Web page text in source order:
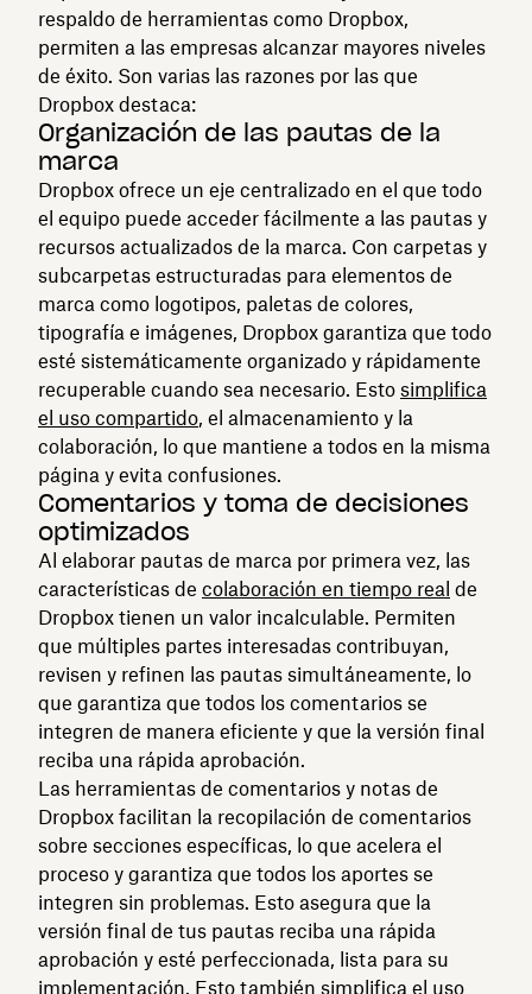
respaldo de herramientas como Dropbox,
permiten a las empresas alcanzar mayores niveles
de éxito. Son varias las razones por las que
Dropbox destaca:
Organización de las pautas de la
marca
Dropbox ofrece un eje centralizado en el que todo
el equipo puede acceder fácilmente a las pautas y
recursos actualizados de la marca. Con carpetas y
subcarpetas estructuradas para elementos de
marca como logotipos, paletas de colores,
tipografía e imágenes, Dropbox garantiza que todo
esté sistemáticamente organizado y rápidamente
recuperable cuando sea necesario. Esto simplifica
el uso compartido, el almacenamiento y la
colaboración, lo que mantiene a todos en la misma
página y evita confusiones.
Comentarios y toma de decisiones
optimizados
Al elaborar pautas de marca por primera vez, las
características de colaboración en tiempo real de
Dropbox tienen un valor incalculable. Permiten
que múltiples partes interesadas contribuyan,
revisen y refinen las pautas simultáneamente, lo
que garantiza que todos los comentarios se
integren de manera eficiente y que la versión final
reciba una rápida aprobación.
Las herramientas de comentarios y notas de
Dropbox facilitan la recopilación de comentarios
sobre secciones específicas, lo que acelera el
proceso y garantiza que todos los aportes se
integren sin problemas. Esto asegura que la
versión final de tus pautas reciba una rápida
aprobación y esté perfeccionada, lista para su
implementación. Esto también simplifica el uso